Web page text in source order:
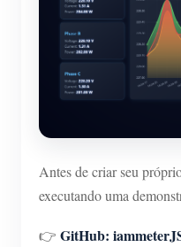
Antes de criar seu
executando uma
👉 GitHub: